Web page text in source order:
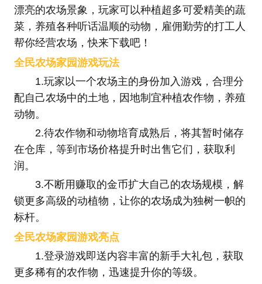
漂亮的农场景象，玩家可以种植超多可爱精美的蔬
菜，养殖各种听话温顺的动物，雇佣勤劳的打工人
帮你经营农场，快来下载吧！
全民农场家园游戏玩法
1.玩家以一个农场主的身份加入游戏，合理分
配自己农场中的土地，因地制宜种植农作物，养殖
动物。
2.待农作物和动物培育成熟后，将其暂时储存
在仓库，等到市场价格提升时出售它们，获取利
润。
3.不断用赚取的金币扩大自己的农场规模，解
锁更多高级的动植物，让你的农场成为独树一帜的
标杆。
全民农场家园游戏亮点
1.登录游戏即送内容丰富的新手大礼包，获取
更多稀有的农作物，迅速提升你的等级。